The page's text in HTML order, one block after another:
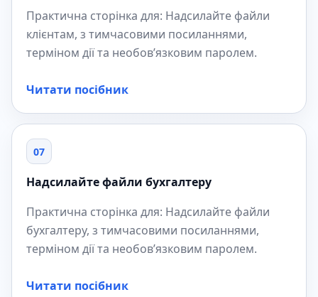
Практична сторінка для: Надсилайте файли
клієнтам, з тимчасовими посиланнями,
терміном дії та необов’язковим паролем.
Читати посібник
07
Надсилайте файли бухгалтеру
Практична сторінка для: Надсилайте файли
бухгалтеру, з тимчасовими посиланнями,
терміном дії та необов’язковим паролем.
Читати посібник